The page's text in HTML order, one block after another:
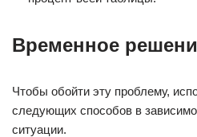
Временное
Чтобы обойти эту проблему,
следующих способов в
ситуации.